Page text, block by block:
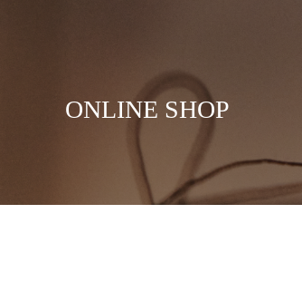
ONLINE SHOP